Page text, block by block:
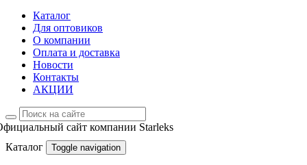
Каталог
Для оптовиков
О компании
Оплата и доставка
Новости
Контакты
АКЦИИ
сайт компании Starleks
Каталог
Toggle navigation